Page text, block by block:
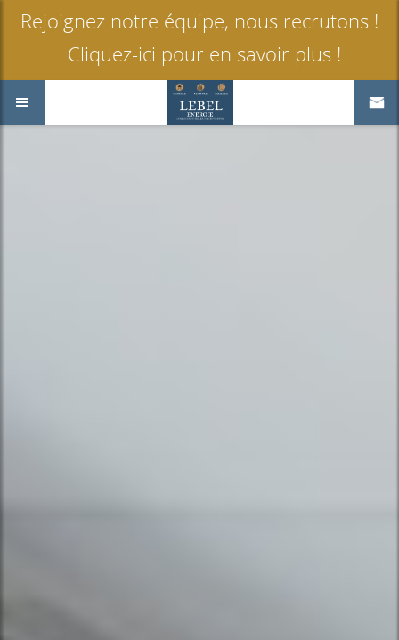
Rejoignez notre équipe, nous recrutons !
Cliquez-ici pour en savoir plus !